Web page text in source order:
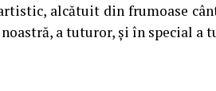
alcătuit din frumoase
a tuturor, și în special a